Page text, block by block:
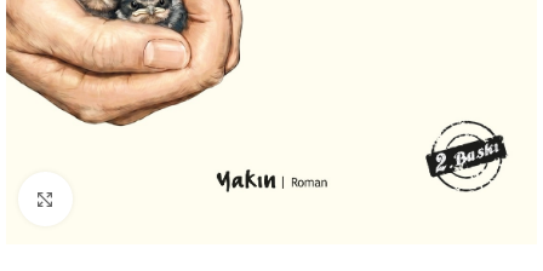
Büyütmek için tıklayın